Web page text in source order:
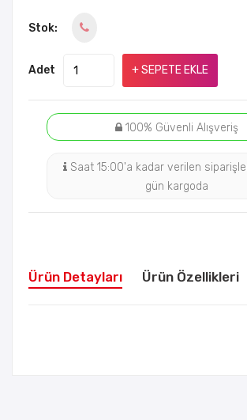
Stok:
Adet + SEPETE EKLE
100% Güvenli Alışveriş
Saat 15:00'a kadar verilen
gün kargoda
Ürün Detayları Ürün Özellikleri